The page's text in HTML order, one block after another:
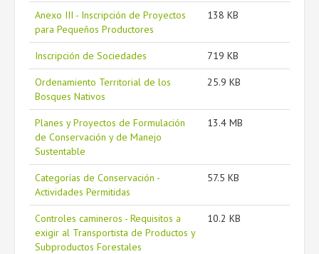
Anexo III - Inscripción de Proyectos
para Pequeños Productores
138 KB
Inscripción de Sociedades 719 KB
Ordenamiento Territorial de los
Bosques Nativos
25.9 KB
Planes y Proyectos de Formulación
de Conservación y de Manejo
Sustentable
13.4 MB
Categorías de Conservación -
Actividades Permitidas
57.5 KB
Controles camineros - Requisitos a
exigir al Transportista de Productos y
Subproductos Forestales
10.2 KB